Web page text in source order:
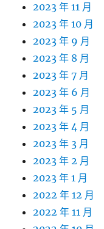
2023 年 11 月
2023 年 10 月
2023 年 9 月
2023 年 8 月
2023 年 7 月
2023 年 6 月
2023 年 5 月
2023 年 4 月
2023 年 3 月
2023 年 2 月
2023 年 1 月
2022 年 12 月
2022 年 11 月